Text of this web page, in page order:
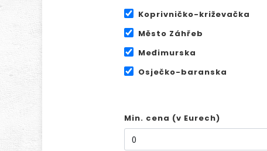
Koprivničko-križevačka
Město Záhřeb
Međimurska
Osječko-baranska
Min. cena (v Eurech)